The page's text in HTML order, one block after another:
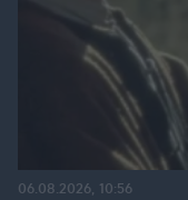
06.08.2026, 10:56